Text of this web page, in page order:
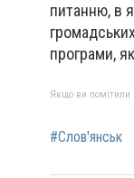
питанню, в
програми,
Якщо ви помітили
#Слов'янськ